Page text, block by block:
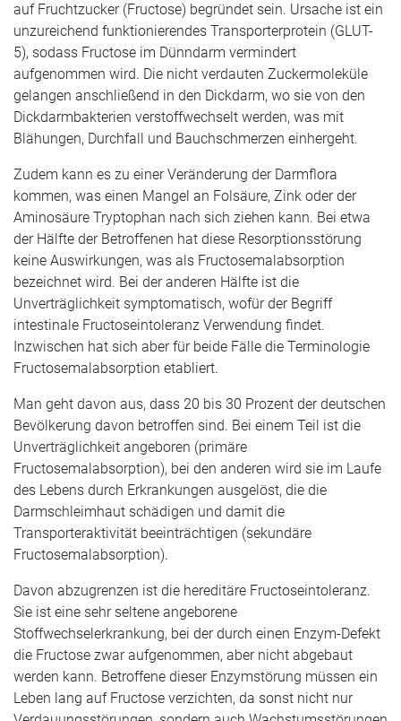
auf Fruchtzucker (Fructose) begründet sein. Ursache ist ein
unzureichend funktionierendes Transporterprotein (GLUT-
5), sodass Fructose im Dünndarm vermindert
aufgenommen wird. Die nicht verdauten Zuckermoleküle
gelangen anschließend in den Dickdarm, wo sie von den
Dickdarmbakterien verstoffwechselt werden, was mit
Blähungen, Durchfall und Bauchschmerzen einhergeht.
Zudem kann es zu einer Veränderung der Darmflora
kommen, was einen Mangel an Folsäure, Zink oder der
Aminosäure Tryptophan nach sich ziehen kann. Bei etwa
der Hälfte der Betroffenen hat diese Resorptionsstörung
keine Auswirkungen, was als Fructosemalabsorption
bezeichnet wird. Bei der anderen Hälfte ist die
Unverträglichkeit symptomatisch, wofür der Begriff
intestinale Fructoseintoleranz Verwendung findet.
Inzwischen hat sich aber für beide Fälle die Terminologie
Fructosemalabsorption etabliert.
Man geht davon aus, dass 20 bis 30 Prozent der deutschen
Bevölkerung davon betroffen sind. Bei einem Teil ist die
Unverträglichkeit angeboren (primäre
Fructosemalabsorption), bei den anderen wird sie im Laufe
des Lebens durch Erkrankungen ausgelöst, die die
Darmschleimhaut schädigen und damit die
Transporteraktivität beeinträchtigen (sekundäre
Fructosemalabsorption).
Davon abzugrenzen ist die hereditäre Fructoseintoleranz.
Sie ist eine sehr seltene angeborene
Stoffwechselerkrankung, bei der durch einen Enzym-Defekt
die Fructose zwar aufgenommen, aber nicht abgebaut
werden kann. Betroffene dieser Enzymstörung müssen ein
Leben lang auf Fructose verzichten, da sonst nicht nur